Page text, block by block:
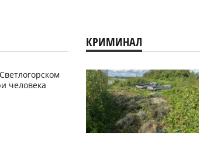
человека
КРИМИНАЛ